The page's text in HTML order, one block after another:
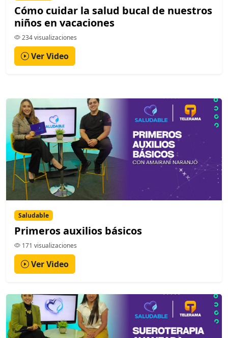
Cómo cuidar la salud bucal de nuestros
niños en vacaciones
234 visualizaciones
Ver Video
Saludable
Primeros auxilios básicos
171 visualizaciones
Ver Video